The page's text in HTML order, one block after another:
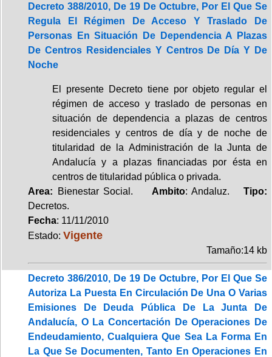
Decreto 388/2010, De 19 De Octubre, Por El Que Se
Regula El Régimen De Acceso Y Traslado De
Personas En Situación De Dependencia A Plazas
De Centros Residenciales Y Centros De Día Y De
Noche
El presente Decreto tiene por objeto regular el
régimen de acceso y traslado de personas en
situación de dependencia a plazas de centros
residenciales y centros de día y de noche de
titularidad de la Administración de la Junta de
Andalucía y a plazas financiadas por ésta en
centros de titularidad pública o privada.
Area: Bienestar Social. Ambito: Andaluz.Tipo:
Decretos.
Fecha: 11/11/2010
Estado: Vigente
Tamaño:14 kb
Decreto 386/2010, De 19 De Octubre, Por El Que Se
Autoriza La Puesta En Circulación De Una O Varias
Emisiones De Deuda Pública De La Junta De
Andalucía, O La Concertación De Operaciones De
Endeudamiento, Cualquiera Que Sea La Forma En
La Que Se Documenten, Tanto En Operaciones En